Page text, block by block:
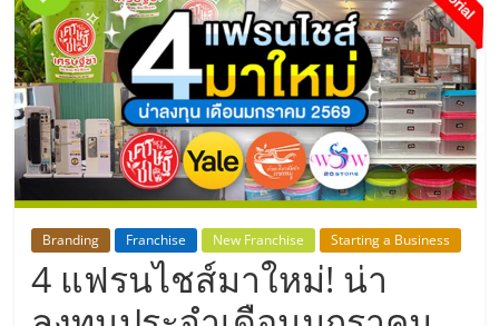
แห่ง
ประเทศไทย,
ThaiSMEsCenter,
รวม
ธุรกิจ
Branding Franchise New Franchise Starting a Business
4 แฟรนไชส์มาใหม่! น่า